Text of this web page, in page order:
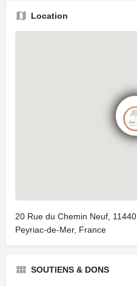
Location
20 Rue du Chemin Neuf, 11440
Peyriac-de-Mer, France
SOUTIENS & DONS